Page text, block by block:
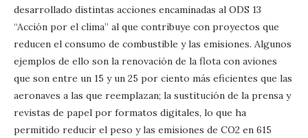
desarrollado distintas acciones encaminadas al ODS 13
“Acción por el clima” al que contribuye con proyectos que
reducen el consumo de combustible y las emisiones. Algunos
ejemplos de ello son la renovación de la flota con aviones
que son entre un 15 y un 25 por ciento más eficientes que las
aeronaves a las que reemplazan; la sustitución de la prensa y
revistas de papel por formatos digitales, lo que ha
permitido reducir el peso y las emisiones de CO2 en 615